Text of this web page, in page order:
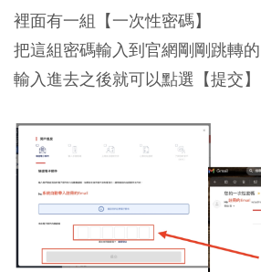
裡面有一組【一次性密碼】
把這組密碼輸入到官網剛剛跳轉
輸入進去之後就可以點選【提交】